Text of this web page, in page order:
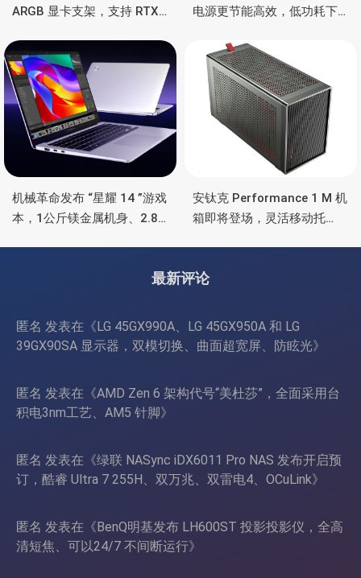
ARGB 显卡支架，支持 RTX
彩灯效
电源更节能高效，低功耗下
机械革命发布 “星耀 14 ”游戏
本，1公斤镁金属机身、2.8K
安钛克 Performance 1 M 机
箱即将登场，灵活移动托
最新评论
匿名 发表在《 LG 45GX990A、LG 45GX950A 和 LG
39GX90SA 显示器，双模切换、曲面超宽屏、防眩光》
匿名 发表在《AMD Zen 6 架构代号“美杜莎”，全面采用台
积电3nm工艺、AM5 针脚》
匿名 发表在《绿联 NASync iDX6011 Pro NAS 发布开启预
订，酷睿 Ultra 7 255H、双万兆、双雷电4、OCuLink》
匿名 发表在《 BenQ明基发布 LH600ST 投影投影仪，全高
清短焦、可以24/7 不间断运行》